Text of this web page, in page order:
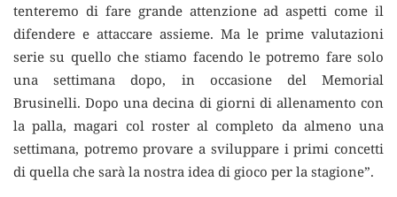
tenteremo di fare grande attenzione ad aspetti come il
difendere e attaccare assieme. Ma le prime valutazioni
serie su quello che stiamo facendo le potremo fare solo
una settimana dopo, in occasione del Memorial
Brusinelli. Dopo una decina di giorni di allenamento con
la palla, magari col roster al completo da almeno una
settimana, potremo provare a sviluppare i primi concetti
di quella che sarà la nostra idea di gioco per la stagione”.